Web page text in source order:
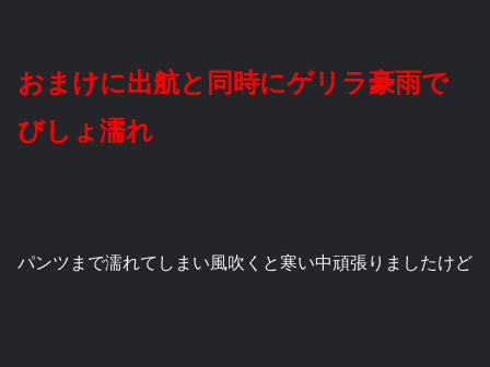
おまけに出航と同時にゲリラ豪雨で
びしょ濡れ
パンツまで濡れてしまい風吹くと寒い中頑張りましたけど